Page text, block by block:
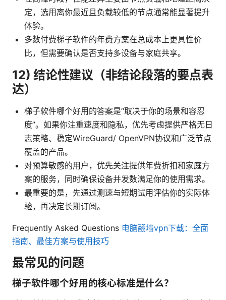
定，选用离你最近且负载较低的节点通常能显著提升
体验。
多数付费梯子软件的年费方案在总成本上更具性价
比，但需要确认是否支持多设备与家庭共享。
12) 结论性建议（非结论段落的要点表
达）
梯子软件哪个好用的答案是“取决于你的场景和容忍
度”。如果你注重速度和隐私，优先考虑提供严格无日
志策略、稳定WireGuard/ OpenVPN协议和广泛节点
覆盖的产品。
对预算敏感的用户，优先关注提供年费折扣和家庭方
案的服务，同时确保设备并发数满足你的使用需求。
最重要的是，先通过测速与短期试用评估你的实际体
验，再决定长期订阅。
Frequently Asked Questions 电脑翻墙vpn下载：全面
指南、最佳方案与使用技巧
最常见的问题
梯子软件哪个好用的核心标准是什么？